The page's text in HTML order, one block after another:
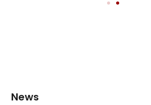
News